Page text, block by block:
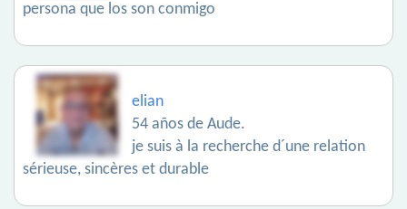
persona que los son conmigo
elian
54 años de Aude.
je suis à la recherche d´une relation
sérieuse, sincères et durable